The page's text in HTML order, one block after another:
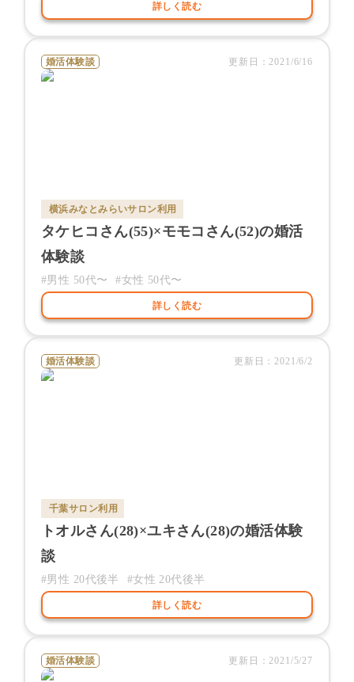
詳しく読む
婚活体験談 更新日：2021/6/16
横浜みなとみらいサロン利用
タケヒコ さん(55)×モモコ さん(52)の婚活
体験談
#男性 50代〜 #女性 50代〜
詳しく読む
婚活体験談 更新日：2021/6/2
千葉サロン利用
トオルさん(28)×ユキさん(28)の婚活体験
談
#男性 20代後半 #女性20代後半
詳しく読む
婚活体験談 更新日：2021/5/27